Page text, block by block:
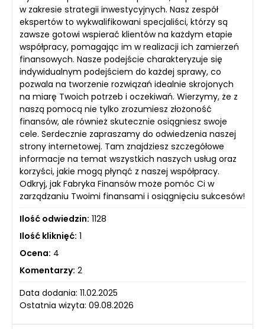
w zakresie strategii inwestycyjnych. Nasz zespół
ekspertów to wykwalifikowani specjaliści, którzy są
zawsze gotowi wspierać klientów na każdym etapie
współpracy, pomagając im w realizacji ich zamierzeń
finansowych. Nasze podejście charakteryzuje się
indywidualnym podejściem do każdej sprawy, co
pozwala na tworzenie rozwiązań idealnie skrojonych
na miarę Twoich potrzeb i oczekiwań. Wierzymy, że z
naszą pomocą nie tylko zrozumiesz złożoność
finansów, ale również skutecznie osiągniesz swoje
cele. Serdecznie zapraszamy do odwiedzenia naszej
strony internetowej. Tam znajdziesz szczegółowe
informacje na temat wszystkich naszych usług oraz
korzyści, jakie mogą płynąć z naszej współpracy.
Odkryj, jak Fabryka Finansów może pomóc Ci w
zarządzaniu Twoimi finansami i osiągnięciu sukcesów!
Ilość odwiedzin: 1128
Ilość kliknięć: 1
Ocena: 4
Komentarzy: 2
Data dodania: 11.02.2025
Ostatnia wizyta: 09.08.2026